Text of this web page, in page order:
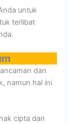
untuk
terlibat
dan
namun hal ini
cipta dan